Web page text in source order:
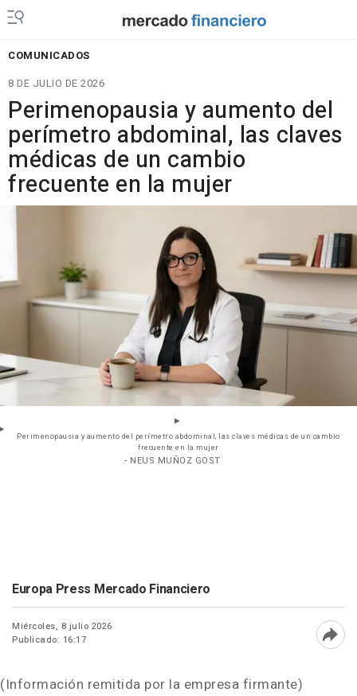
COMUNICADOS
8 DE JULIO DE 2026
Perimenopausia y aumento del
perímetro abdominal, las claves
médicas de un cambio
frecuente en la mujer
Perimenopausia y aumento del perímetro abdominal, las claves médicas de un cambio
frecuente en la mujer
- NEUS MUÑOZ GOST
Europa Press Mercado Financiero
Miércoles, 8 julio 2026
Publicado: 16:17
(Información remitida por la empresa firmante)